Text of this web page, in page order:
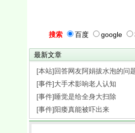
搜索 百度 google
最新文章
[本站]回答网友阿娟拔水泡的问
[事件]大手术影响老人认知
[事件]睡觉是给全身大扫除
[事件]阳痿真能被吓出来